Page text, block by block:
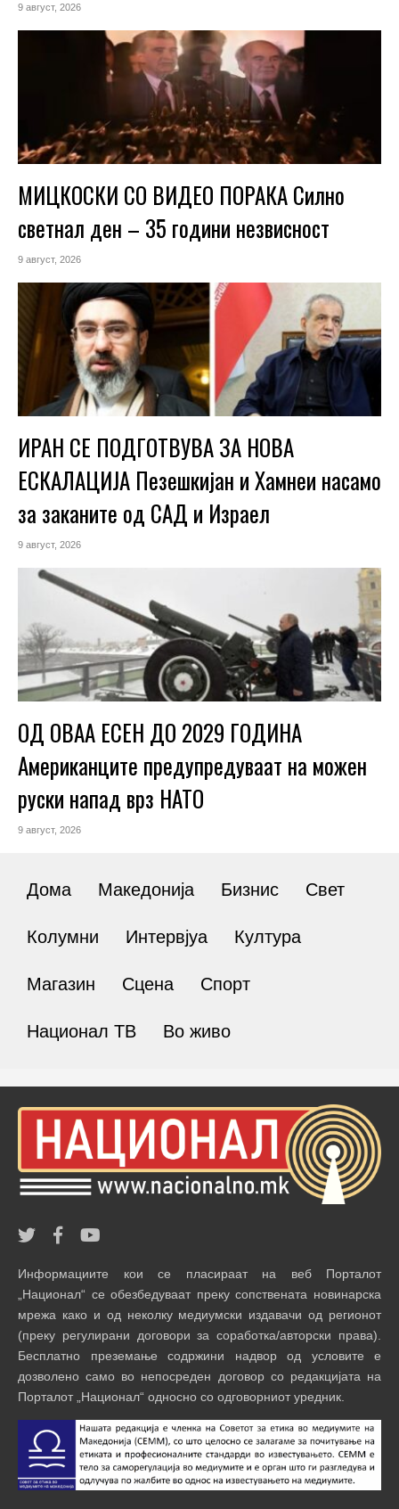
9 август, 2026
МИЦКОСКИ СО ВИДЕО ПОРАКА Силно
светнал ден – 35 години незвисност
9 август, 2026
ИРАН СЕ ПОДГОТВУВА ЗА НОВА
ЕСКАЛАЦИЈА Пезешкијан и Хамнеи насамо
за заканите од САД и Израел
9 август, 2026
ОД ОВАА ЕСЕН ДО 2029 ГОДИНА
Американците предупредуваат на можен
руски напад врз НАТО
9 август, 2026
Дома Македонија Бизнис Свет
Колумни Интервјуа Култура
Магазин Сцена Спорт
Национал ТВ Во живо
Информациите кои се пласираат на веб Порталот
„Национал“ се обезбедуваат преку сопствената новинарска
мрежа како и од неколку медиумски издавачи од регионот
(преку регулирани договори за соработка/авторски права).
Бесплатно преземање содржини надвор од условите е
дозволено само во непосреден договор со редакцијата на
Порталот „Национал“ односно со одговорниот уредник.